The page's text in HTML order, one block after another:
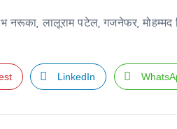
नरूका, लालूराम पटेल, गजनेफर, मोहम्मद
LinkedIn